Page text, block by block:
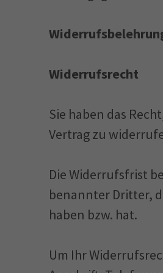
Widerrufsrecht
Sie haben das
Vertrag zu
Die Widerrufsfrist
benannter Dritter,
haben bzw. hat.
Um Ihr